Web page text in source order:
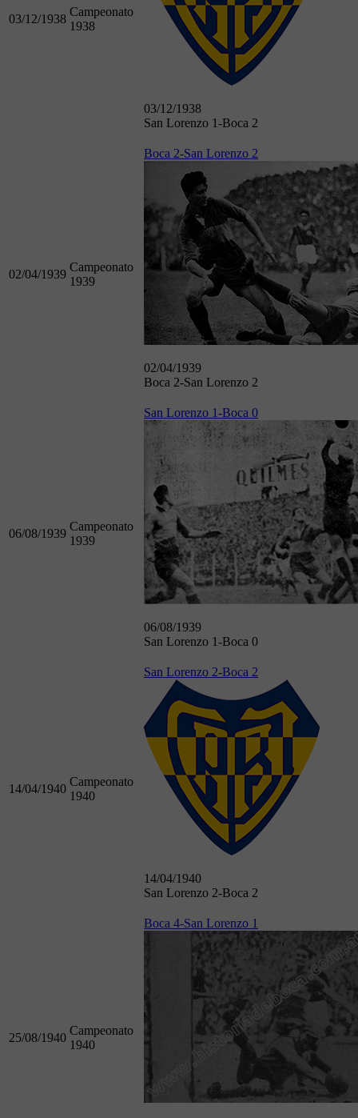
03/12/1938
Campeonato
1938
03/12/1938
San Lorenzo 1-Boca 2
02/04/1939
Campeonato
1939
Boca 2-San Lorenzo 2
02/04/1939
Boca 2-San Lorenzo 2
06/08/1939
Campeonato
1939
San Lorenzo 1-Boca 0
06/08/1939
San Lorenzo 1-Boca 0
14/04/1940
Campeonato
1940
San Lorenzo 2-Boca 2
14/04/1940
San Lorenzo 2-Boca 2
25/08/1940
Campeonato
1940
Boca 4-San Lorenzo 1